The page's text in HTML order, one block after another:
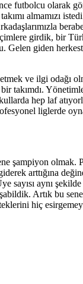
futbolcu olarak
almamızı
girdik, bir
giden
ve ilgi odağı
takımdı.
hep laf
liglerde
şampiyon olmak.
arttığına
sayısı aynı
Artık bu
hiç